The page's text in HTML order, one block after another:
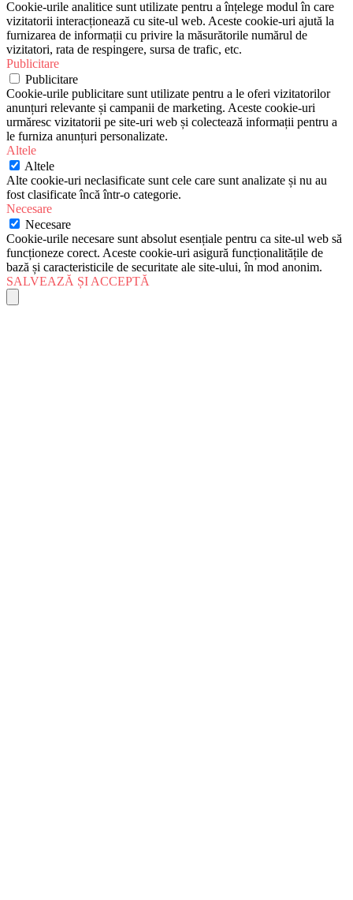
Cookie-urile analitice sunt utilizate pentru a înțelege modul în care
vizitatorii interacționează cu site-ul web. Aceste cookie-uri ajută la
furnizarea de informații cu privire la măsurătorile numărul de
vizitatori, rata de respingere, sursa de trafic, etc.
Publicitare
Publicitare
Cookie-urile publicitare sunt utilizate pentru a le oferi vizitatorilor
anunțuri relevante și campanii de marketing. Aceste cookie-uri
urmăresc vizitatorii pe site-uri web și colectează informații pentru a
le furniza anunțuri personalizate.
Altele
Altele
Alte cookie-uri neclasificate sunt cele care sunt analizate și nu au
fost clasificate încă într-o categorie.
Necesare
Necesare
Cookie-urile necesare sunt absolut esențiale pentru ca site-ul web să
funcționeze corect. Aceste cookie-uri asigură funcționalitățile de
bază și caracteristicile de securitate ale site-ului, în mod anonim.
SALVEAZĂ ȘI ACCEPTĂ